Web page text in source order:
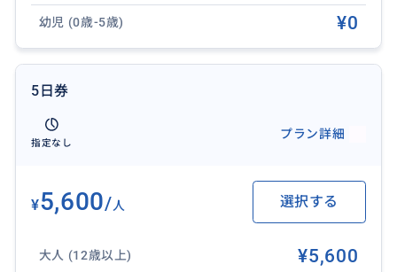
い。
・5歳以下のお子様は無料でご利用いただけます。
【キャンセルポリシー】
お申し込み時に選択いただいたご利用日の「2日前ま
で」のキャンセルに関しましては、チケット代金全額
ねますのでご注意ください。
※必ずBuyma Travelの購入リストページよりキャンセ
ル操作はしないでください。
幼児 (0歳-5歳) ¥0
5日券
指定なし
プラン詳細
¥5,600/人 選択する
大人 (12歳以上) ¥5,600